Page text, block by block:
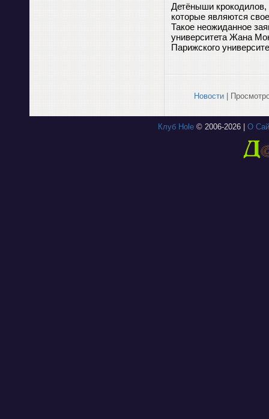
Детёныши
которые являются
Такое неожиданное
университета Жана
Парижского
Новости |
Клуб Hole© 2006-2026 | О